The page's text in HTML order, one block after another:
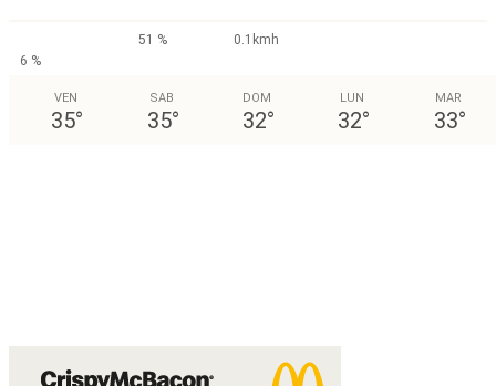
51 %
0.1kmh
6 %
VEN
35°
SAB
35°
DOM
32°
LUN
32°
MAR
33°